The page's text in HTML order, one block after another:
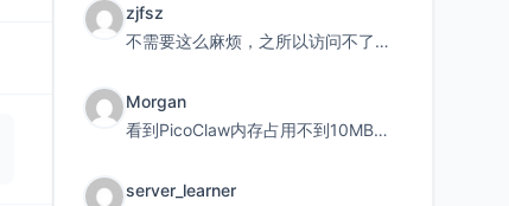
zjfsz
不需要这么麻烦，之所以访问不了，是由于非对称路由的问题，在爱快主路由添加一条静态路由192.168.
Morgan
看到PicoClaw内存占用不到10MB这个数据真的很惊喜，确实很适合我这种想用旧设备折腾AI的小白
server_learner